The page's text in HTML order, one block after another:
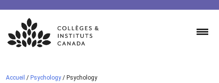
Skip
content
Accueil / Psychology / Psychology